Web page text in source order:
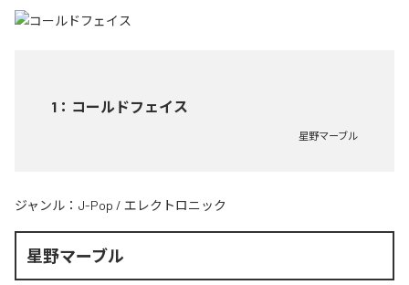
1 ： コールドフェイス
星野マーブル
ジャンル： J-Pop / エレクトロニック
星野マーブル